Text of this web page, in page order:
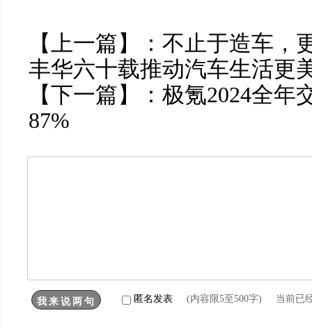
【上一篇】： 不止于造车，
丰华六十载推动汽车生活更
【下一篇】： 极氪2024全年
87%
匿名发表 (内容限5至500字) 当前已